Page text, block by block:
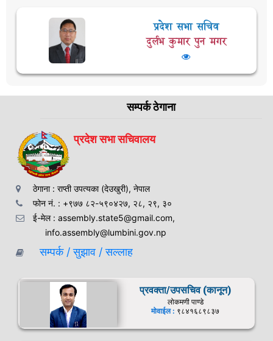
प्रदेश सभा सचिव
दुर्लभ कुमार पुन मगर
सम्पर्क ठेगाना
प्रदेश सभा सचिवालय
ठेगाना : राप्ती उपत्यका (देउखुरी), नेपाल
फोन नं. : +९७७ ८२-५९०४२७, २८, २९, ३०
ई-मेल : assembly.state5@gmail.com,
info.assembly@lumbini.gov.np
सम्पर्क / सुझाव / सल्लाह
प्रवक्ता/उपसचिव (कानून)
लोकमणी पाण्डे
मोवाईल : ९८४१६८९८३७